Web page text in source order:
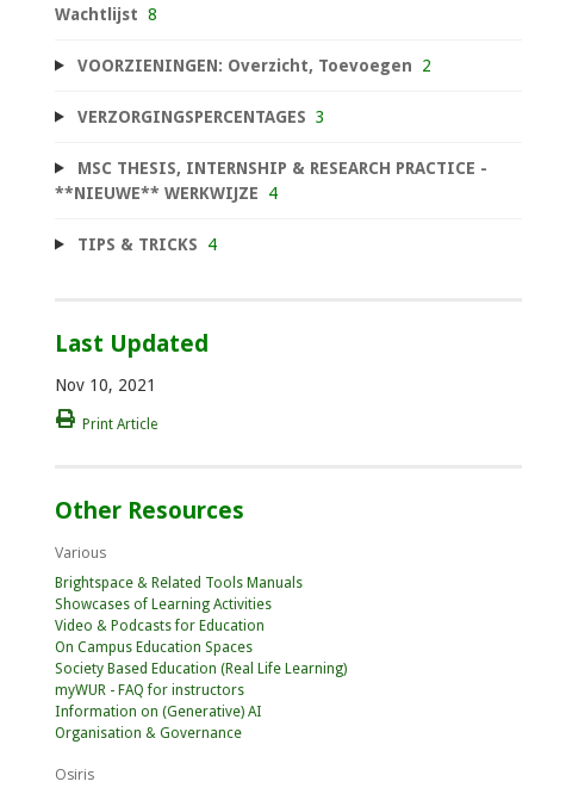
Wachtlijst 8
VOORZIENINGEN: Overzicht, Toevoegen 2
VERZORGINGSPERCENTAGES 3
MSC THESIS, INTERNSHIP & RESEARCH PRACTICE -
**NIEUWE** WERKWIJZE
4
TIPS & TRICKS 4
Last Updated
Nov 10, 2021
Print Article
Other Resources
Various
Brightspace & Related Tools Manuals
Showcases of Learning Activities
Video & Podcasts for Education
On Campus Education Spaces
Society Based Education (Real Life Learning)
myWUR - FAQ for instructors
Information on (Generative) AI
Organisation & Governance
Osiris